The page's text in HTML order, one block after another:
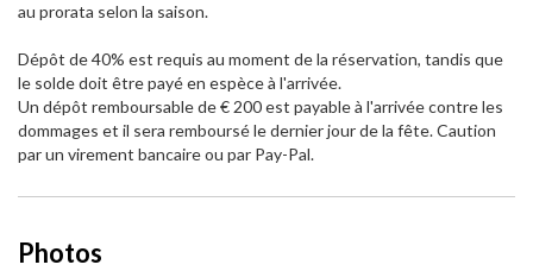
au prorata selon la saison.
Dépôt de 40% est requis au moment de la réservation, tandis que
le solde doit être payé en espèce à l'arrivée.
Un dépôt remboursable de € 200 est payable à l'arrivée contre les
dommages et il sera remboursé le dernier jour de la fête. Caution
par un virement bancaire ou par Pay-Pal.
Photos